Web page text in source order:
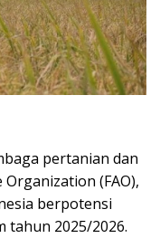
pertanian dan
(FAO),
berpotensi
tahun 2025/2026.